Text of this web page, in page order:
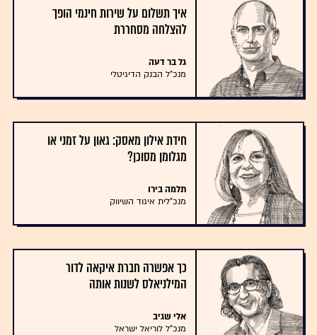
איך תשלום על שירות חינמי הופך
להצלחה מסחררת
גל בר דעה
מנכ"ל הבנק הדיגיטלי
חידת אילון מאסק: גאון על זמני או
מגלומן מסוכן?
תלמה בירו
מנכ"לית איגוד השיווק
כך אפשרה חברת איקאה לדור
המילניאלס לשנות אותה
אלי שגיב
מנכ"ל לוריאל ישראל